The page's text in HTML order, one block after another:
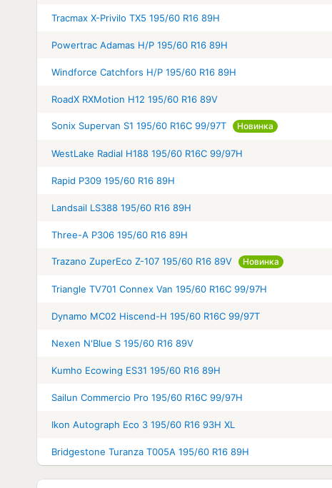
Tracmax X-Privilo TX5 195/60 R16 89H
Powertrac Adamas H/P 195/60 R16 89H
Windforce Catchfors H/P 195/60 R16 89H
RoadX RXMotion H12 195/60 R16 89V
Sonix Supervan S1 195/60 R16C 99/97T Новинка
WestLake Radial H188 195/60 R16C 99/97H
Rapid P309 195/60 R16 89H
Landsail LS388 195/60 R16 89H
Three-A P306 195/60 R16 89H
Trazano ZuperEco Z-107 195/60 R16 89V Новинка
Triangle TV701 Connex Van 195/60 R16C 99/97H
Dynamo MC02 Hiscend-H 195/60 R16C 99/97T
Nexen N'Blue S 195/60 R16 89V
Kumho Ecowing ES31 195/60 R16 89H
Sailun Commercio Pro 195/60 R16C 99/97H
Ikon Autograph Eco 3 195/60 R16 93H XL
Bridgestone Turanza T005A 195/60 R16 89H